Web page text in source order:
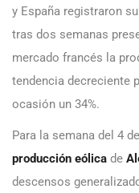
y España registraron
tras dos semanas
mercado francés la
tendencia decreciente
ocasión un 34%.
Para la semana del 4
producción eólica de
descensos